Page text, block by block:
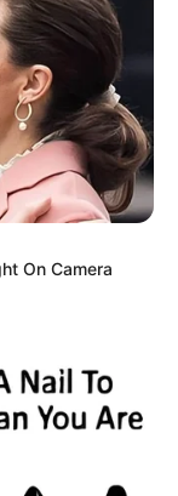
con
. Porque
On Camera